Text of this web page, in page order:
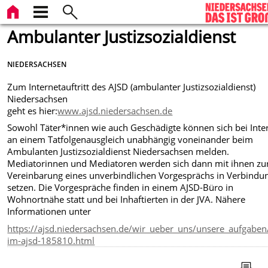
Ambulanter Justizsozialdienst
NIEDERSACHSEN
Zum Internetauftritt des AJSD (ambulanter Justizsozialdienst)
Niedersachsen
geht es hier:www.ajsd.niedersachsen.de
Sowohl Täter*innen wie auch Geschädigte können sich bei
an einem Tatfolgenausgleich unabhängig voneinander beim
Ambulanten Justizsozialdienst Niedersachsen melden.
Mediatorinnen und Mediatoren werden sich dann mit ihnen
Vereinbarung eines unverbindlichen Vorgesprächs in
setzen. Die Vorgespräche finden in einem AJSD-Büro in
Wohnortnähe statt und bei Inhaftierten in der JVA. Nähere
Informationen unter
https://ajsd.niedersachsen.de/wir_ueber_uns/
im-ajsd-185810.html